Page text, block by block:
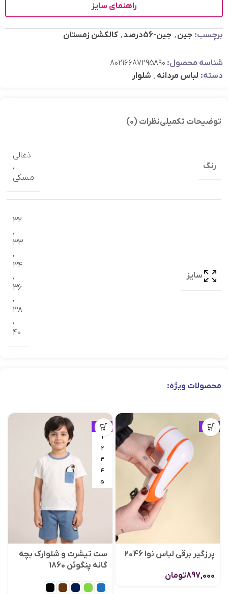
راهنمای سایز
برچسب: جین , جین-56درصد , کالکشن زمستان
شناسه محصول: 80216687295890
دسته: لباس مردانه , شلوار
توضیحات تکمیلینظرات (0)
رنگ
ذغالي
,
مشکی
سایز
32
,
33
,
34
,
36
,
38
,
40
محصولات ویژه:
ویژه
پرزگیر برقی لباس نوا 2046
897,000تومان
ویژه
1
2
3
4
5
ست تیشرت و شلوارک بچه
گانه پنگوئن 1860